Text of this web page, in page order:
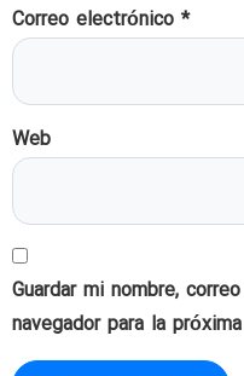
Correo electrónico *
Web
Guardar mi nombre,
navegador para la